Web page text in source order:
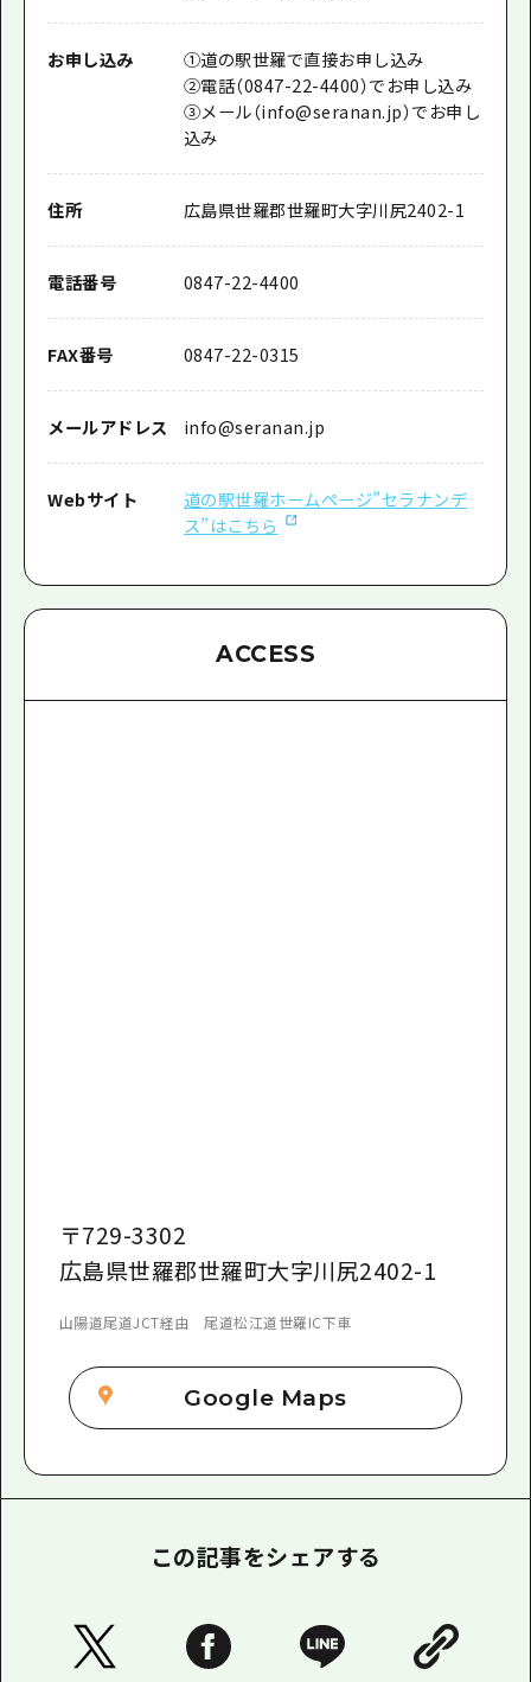
お申し込み
①道の駅世羅で直接お申し込み
②電話（0847-22-4400）でお申し込み
③メール（info@seranan.jp）でお申し
込み
住所 広島県世羅郡世羅町大字川尻2402-1
電話番号 0847-22-4400
FAX番号 0847-22-0315
メールアドレス info@seranan.jp
Webサイト
道の駅世羅ホームページ”セラナンデ
ス”はこちら
ACCESS
〒729-3302
広島県世羅郡世羅町大字川尻2402-1
山陽道尾道JCT経由 尾道松江道世羅IC下車
Google Maps
この記事をシェアする